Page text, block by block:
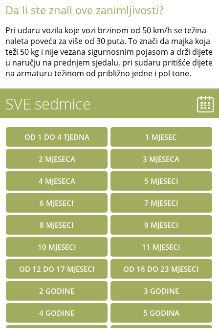
Da li ste znali ove zanimljivosti?
Pri udaru vozila koje vozi brzinom od 50 km/h se težina
naleta poveća za više od 30 puta. To znači da majka koja
teži 50 kg i nije vezana sigurnosnim pojasom a drži dijete
u naručju na prednjem sjedalu, pri sudaru pritišće dijete
na armaturu težinom od približno jedne i pol tone.
SVE sedmice
OD 1 DO 4 TJEDNA 1 MJESEC
2 MJESECA 3 MJESECA
4 MJESECA 5 MJESECI
6 MJESECI 7 MJESECI
8 MJESECI 9 MJESECI
10 MJESECI 11 MJESECI
OD 12 DO 17 MJESECI OD 18 DO 23 MJESECI
2 GODINE 3 GODINE
4 GODINE 5 GODINA